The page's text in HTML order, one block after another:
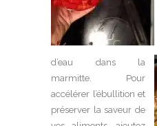
d’eau dans la
marmitte. Pour
accélérer l’ébullition et
préserver la saveur de